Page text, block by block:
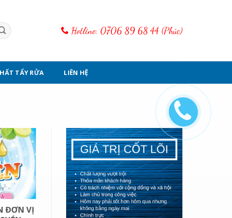
Hotline: 0706 89 68 44 (Phúc)
TẨY RỬA LIÊN HỆ
ĐƠN VỊ